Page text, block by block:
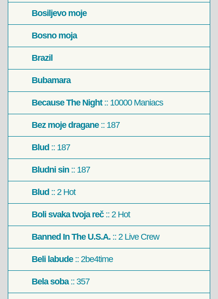
Bosiljevo moje
Bosno moja
Brazil
Bubamara
Because The Night:: 10000 Maniacs
Bez moje dragane:: 187
Blud :: 187
Bludni sin :: 187
Blud :: 2 Hot
Boli svaka tvoja reč:: 2 Hot
Banned In The U.S.A. :: 2 Live Crew
Beli labude:: 2be4time
Bela soba:: 357